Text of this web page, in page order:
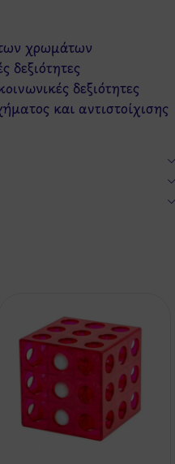
χρωμάτων
δεξιότητες
δεξιότητες
και αντιστοίχισης